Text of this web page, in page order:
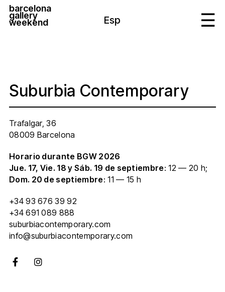
barcelona
gallery
weekend Esp
Suburbia Contemporary
Trafalgar, 36
08009 Barcelona
Horario durante BGW 2026
Jue. 17, Vie. 18 y Sáb. 19 de septiembre: 12 — 20 h;
Dom. 20 de septiembre: 11 — 15 h
+34 93 676 39 92
+34 691 089 888
suburbiacontemporary.com
info@suburbiacontemporary.com